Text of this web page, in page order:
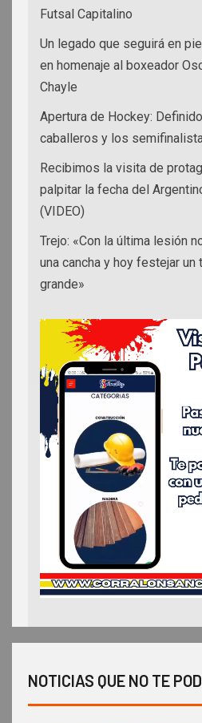
Futsal Capitalino
Un legado que seguirá en
en homenaje al boxeador
Chayle
Apertura de Hockey:
caballeros y los
Recibimos la visita de
palpitar la fecha del
(VIDEO)
Trejo: «Con la última lesión
una cancha y hoy festejar
grande»
NOTICIAS QUE NO TE